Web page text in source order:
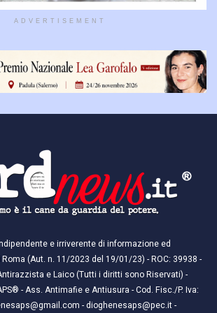
ADVERTISEMENT
e irriverente di informazione ed
(Aut. n. 11/2023 del 19/01/23) - ROC: 39938 -
e Laico (Tutti i diritti sono Riservati) -
- Ass. Antimafie e Antiusura - Cod. Fisc./P. Iva:
- dioghenesaps@pec.it -